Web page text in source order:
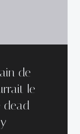
de
le
dead